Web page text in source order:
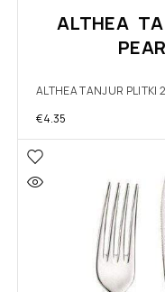
ALTHEA
ALTHEA TANJUR PLITKI
€4.35